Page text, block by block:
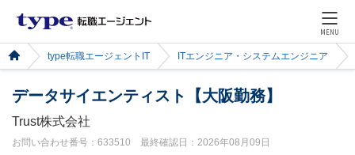
MENU
type転職エージェントIT ITエンジニア・システムエンジニア
データサイエンティスト【大阪勤務】
Trust株式会社
お問い合わせ番号：633510 最終確認日：2026年08月09日